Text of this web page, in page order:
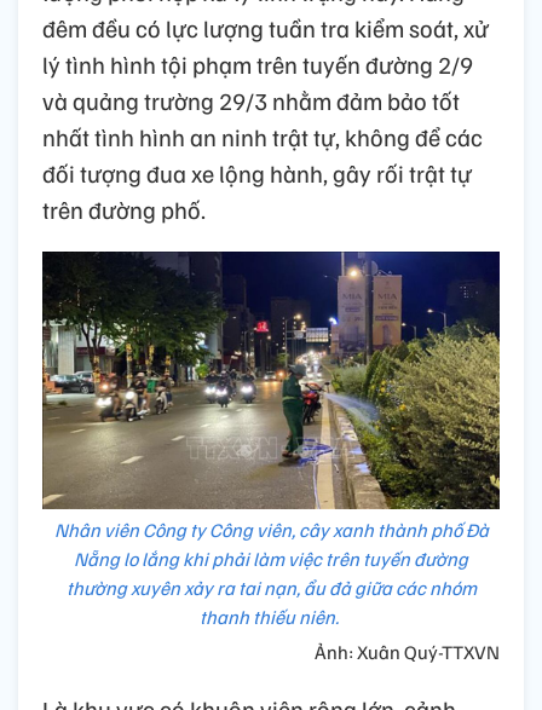
đêm đều có lực lượng tuần tra kiểm soát, xử
lý tình hình tội phạm trên tuyến đường 2/9
và quảng trường 29/3 nhằm đảm bảo tốt
nhất tình hình an ninh trật tự, không để các
đối tượng đua xe lộng hành, gây rối trật tự
trên đường phố.
Nhân viên Công ty Công viên, cây xanh thành phố Đà
Nẵng lo lắng khi phải làm việc trên tuyến đường
thường xuyên xảy ra tai nạn, ẩu đả giữa các nhóm
thanh thiếu niên.
Ảnh: Xuân Quý-TTXVN